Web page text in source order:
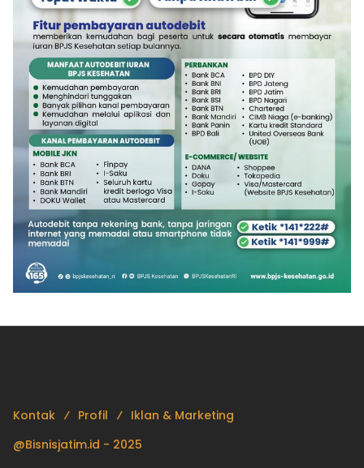
Kontak Profil
Iklan & Marketing
@Bisnisjatim.id - 2025